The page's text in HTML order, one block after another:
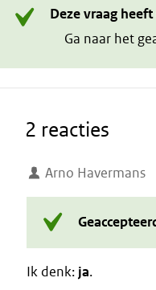
Deze vraag
Ga naar het
2 reacties
Arno Havermans
Ik denk: ja.